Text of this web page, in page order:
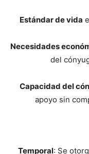
Estándar de vida
Necesidades
del
Capacidad del
apoyo sin
Temporal: Se